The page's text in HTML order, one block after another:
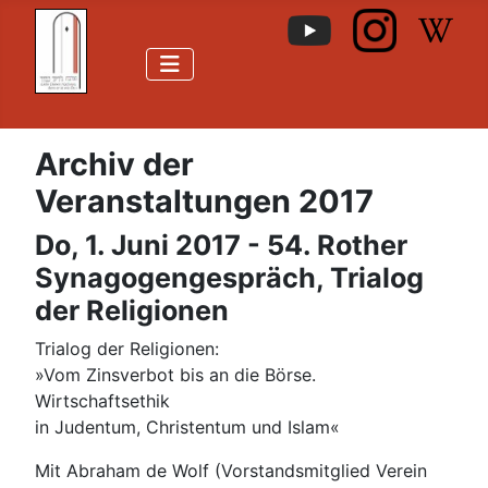
Archiv der
Veranstaltungen 2017
Do, 1. Juni 2017 - 54. Rother
Synagogengespräch, Trialog
der Religionen
Trialog der Religionen:
»Vom Zinsverbot bis an die Börse.
Wirtschaftsethik
in Judentum, Christentum und Islam«
Mit Abraham de Wolf (Vorstandsmitglied Verein